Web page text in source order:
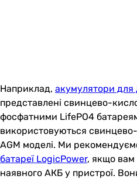
Наприклад, акумулятори
представлені свинцево-
фосфатними LifePO4
використовуються свинцево-
AGM моделі. Ми
батареї LogicPower, якщо вам
наявного АКБ у пристрої.